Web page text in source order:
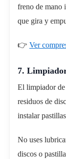
freno de mano
que gira y
👉 Ver
7.
El limpiador
residuos de
instalar
No uses
discos o